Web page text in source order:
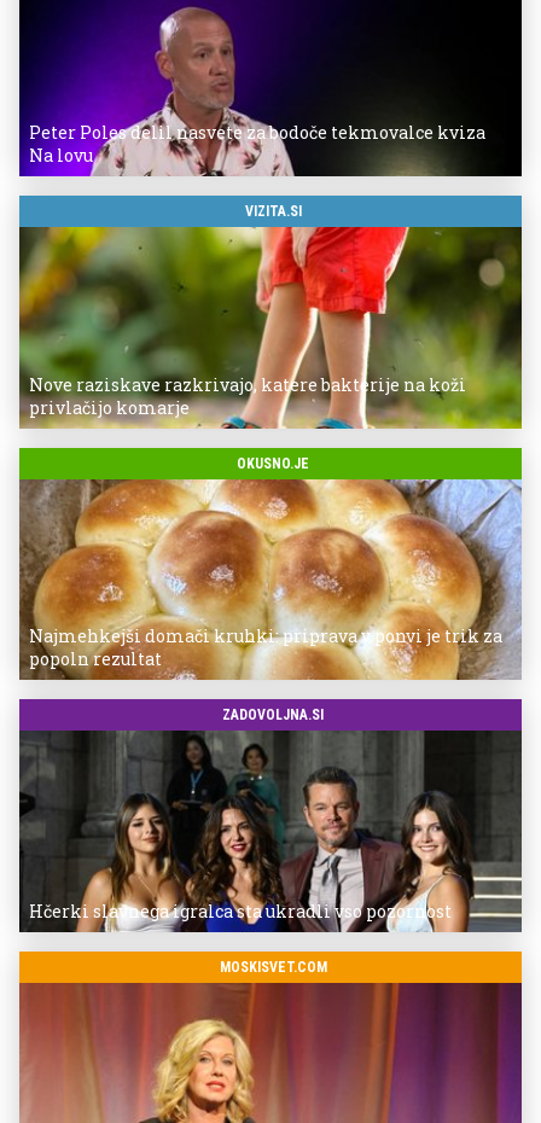
Peter Poles delil nasvete za bodoče tekmovalce kviza
Na lovu
VIZITA.SI
Nove raziskave razkrivajo, katere bakterije na koži
privlačijo komarje
OKUSNO.JE
Najmehkejši domači kruhki: priprava v ponvi je trik za
popoln rezultat
ZADOVOLJNA.SI
Hčerki slavnega igralca sta ukradli vso pozornost
MOSKISVET.COM